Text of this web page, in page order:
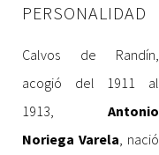
PERSONALIDAD
Calvos de Randín,
acogió del 1911 al
1913, Antonio
Noriega Varela, nació